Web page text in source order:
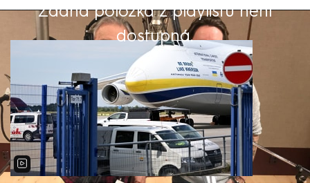
Žádná položka z playlistu není
dostupná.
Výběr redakce